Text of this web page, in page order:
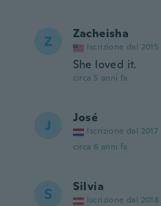
Z Zacheisha
Iscrizione dal 2015
She loved it.
circa 5 anni fa
J José
Iscrizione dal 2017
circa 6 anni fa
S Silvia
Iscrizione dal 2018